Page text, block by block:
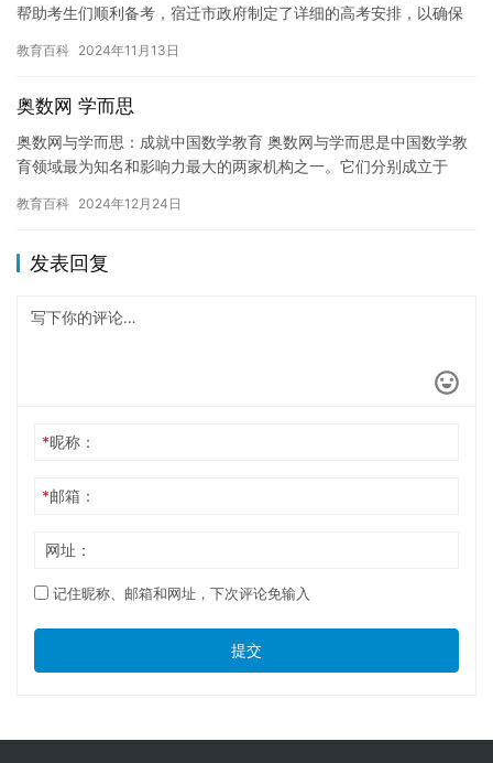
帮助考生们顺利备考，宿迁市政府制定了详细的高考安排，以确保
教育百科 2024年11月13日
奥数网 学而思
奥数网与学而思：成就中国数学教育 奥数网与学而思是中国数学教
育领域最为知名和影响力最大的两家机构之一。它们分别成立于
教育百科 2024年12月24日
发表回复
*昵称：
*邮箱：
网址：
记住昵称、邮箱和网址，下次评论免输入
提交